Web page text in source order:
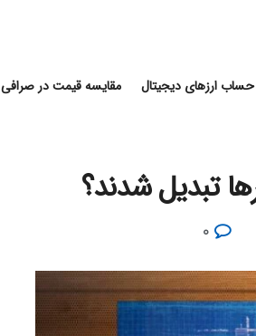
ارزهای دیجیتال مقایسه قیمت در صرافی
تبدیل شدند؟